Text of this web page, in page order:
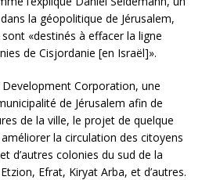
la géopolitique de Jérusalem,
«destinés à effacer la ligne
de Cisjordanie [en Israël]».
Corporation, une
de Jérusalem afin de
de la ville, le projet de quelque
la circulation des citoyens
d’autres colonies du sud de la
Efrat, Kiryat Arba, et d’autres.